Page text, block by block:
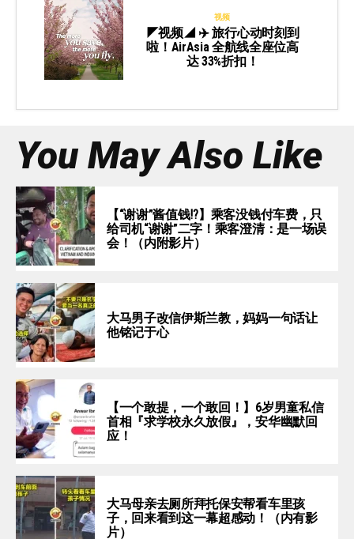
视频
◤视频◢ ✈️ 旅行心动时刻到
啦！AirAsia 全航线全座位高
达 33%折扣！
You May Also Like
【“谢谢”酱值钱⁉️】乘客没钱付车费，只
给司机“谢谢”二字！乘客澄清：是一场误
会！（内附影片）
大马男子改信伊斯兰教，妈妈一句话让
他铭记于心
【一个敢提，一个敢回！】6岁男童私信
首相『求学校永久放假』，安华幽默回
应！
大马母亲去厕所拜托保安帮看车里孩
子，回来看到这一幕超感动！（内有影
片）